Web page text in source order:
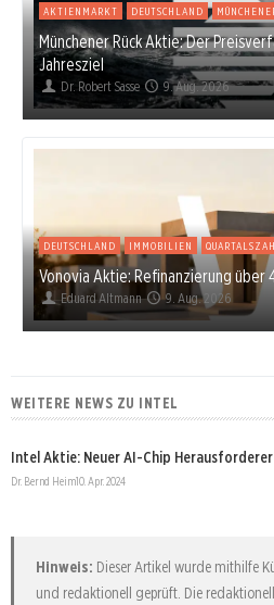
AKTIENMARKT DEUTSCHLAND
Münchener Rück Aktie: Der
Jahresziel
Dr. Robert Sasse 9. Aug. 2026
DEUTSCHLAND IMMOBILIEN
Vonovia Aktie: Refinanzierung über
Eduard Altmann 9. Aug. 2026
WEITERE NEWS ZU INTEL
Intel Aktie: Neuer AI-Chip
Dr. Bernd Heim10. Apr. 2024
Hinweis: Dieser Artikel wurde mithilfe
und redaktionell geprüft. Die